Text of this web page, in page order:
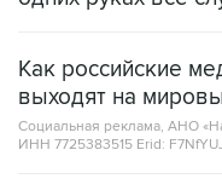
Как российские
выходят на
Социальная реклама, АНО
ИНН 7725383515 Erid: